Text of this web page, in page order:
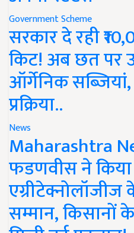
Government Scheme
सरकार दे रही
किट! अब छत पर
ऑर्गेनिक
प्रक्रिया..
News
Maharashtra
फडणवीस ने किया
सम्मान, किसानों